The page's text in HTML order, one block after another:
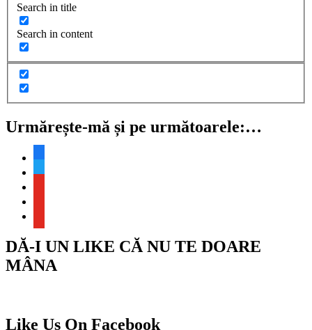
Search in title
Search in content
Urmărește-mă și pe următoarele:…
DĂ-I UN LIKE CĂ NU TE DOARE
MÂNA
Like Us On Facebook